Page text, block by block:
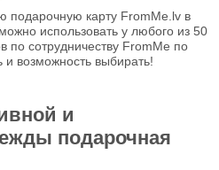
подарочную карту FromMe.lv в
использовать у любого из 50
по сотрудничеству FromMe по
и возможность выбирать!
и
подарочная